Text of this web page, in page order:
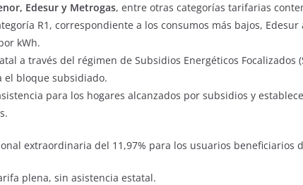
Edesur y Metrogas, entre otras categorías tarifarias
R1, correspondiente a los consumos más bajos,
kWh.
a través del régimen de Subsidios Energéticos Focalizados
el bloque subsidiado.
para los hogares alcanzados por subsidios y
extraordinaria del 11,97% para los usuarios beneficiarios
plena, sin asistencia estatal.